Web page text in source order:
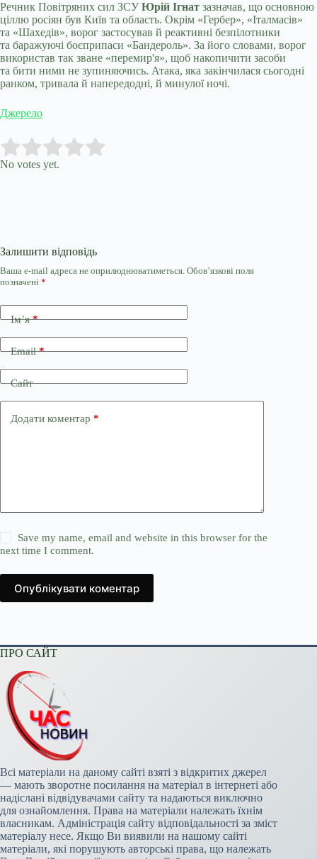
Речник Повітряних сил ЗСУЮрій Ігнат зазначав, що основною
ціллю росіян був Київ та область. Окрім «Гербер», «Італмасів»
та «Шахедів», ворог застосував й реактивні безпілотники
та баражуючі боєприпаси «Бандероль». За його словами, ворог
використав так зване «перемир'я», щоб накопичити засоби
та бити ними не зупиняючись. Атака, яка закінчилася сьогодні
ранком, тривала й напередодні, й минулої ночі.
Джерело
Rate this item:
No votes yet.
Залишити відповідь
Ваша e-mail адреса не оприлюднюватиметься. Обов’язкові поля
позначені *
Ім’я*
Email*
Сайт
Додати коментар *
Save my name, email and website in this browser for the
next time I comment.
Опублікувати коментар
ПРО САЙТ
Всі матеріали на даному сайті взяті з відкритих джерел
— мають зворотне посилання на матеріал в інтернеті або
надіслані відвідувачами сайту та надаються виключно
для ознайомлення. Права на матеріали належать їхнім
власникам. Адміністрація сайту відповідальності за зміст
матеріалу несе. Якщо Ви виявили на нашому сайті
матеріали, які порушують авторські права, що належать